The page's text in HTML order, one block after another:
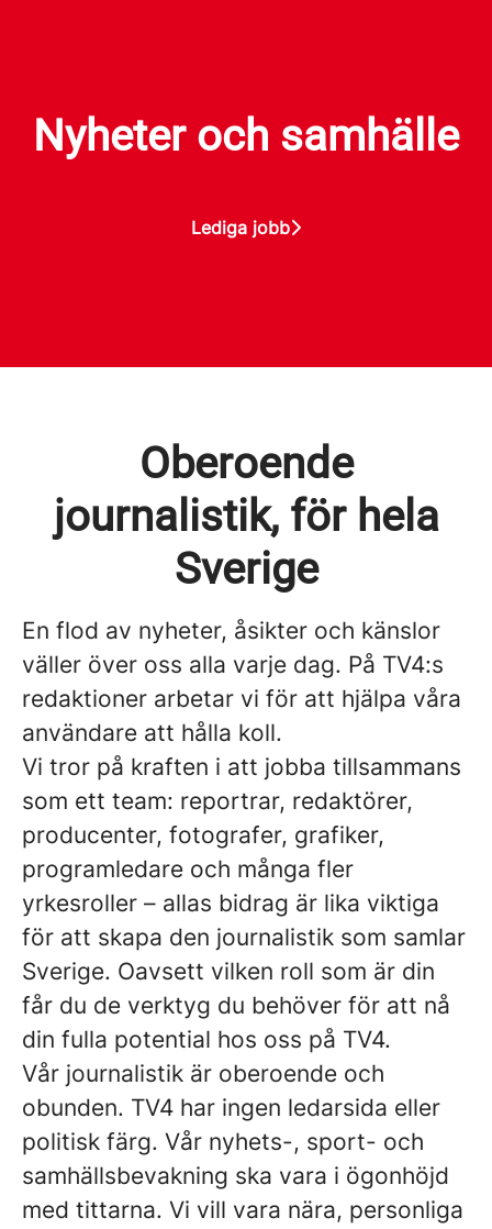
Nyheter och samhälle
Lediga jobb
Oberoende
journalistik, för hela
Sverige
En flod av nyheter, åsikter och känslor
väller över oss alla varje dag. På TV4:s
redaktioner arbetar vi för att hjälpa våra
användare att hålla koll.
Vi tror på kraften i att jobba tillsammans
som ett team: reportrar, redaktörer,
producenter, fotografer, grafiker,
programledare och många fler
yrkesroller – allas bidrag är lika viktiga
för att skapa den journalistik som samlar
Sverige. Oavsett vilken roll som är din
får du de verktyg du behöver för att nå
din fulla potential hos oss på TV4.
Vår journalistik är oberoende och
obunden. TV4 har ingen ledarsida eller
politisk färg. Vår nyhets-, sport- och
samhällsbevakning ska vara i ögonhöjd
med tittarna. Vi vill vara nära, personliga